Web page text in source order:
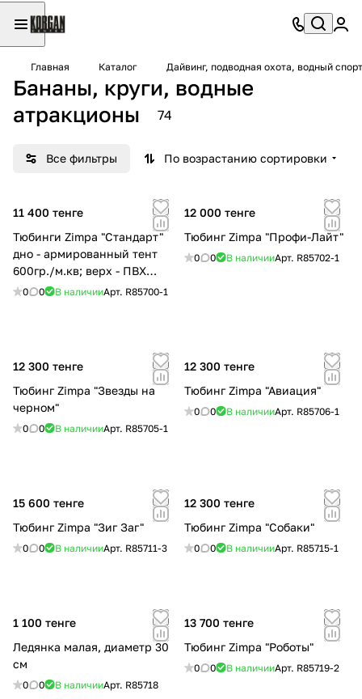
Главная Каталог Дайвинг, подводная охота, водный спорт
Бананы, круги, водные
атракционы
74
Все фильтры По возрастанию сортировки
11 400 тенге
Тюбинги Zimpa "Стандарт"
дно - армированный тент
600гр./м.кв; верх - ПВХ
550гр./м.кв; клапан-сиденье
0 0 В наличииАрт. R85700-1
12 000 тенге
Тюбинг Zimpa "Профи-Лайт"
0 0 В наличииАрт. R85702-1
12 300 тенге
Тюбинг Zimpa "Звезды на
черном"
0 0 В наличииАрт. R85705-1
12 300 тенге
Тюбинг Zimpa "Авиация"
0 0 В наличииАрт. R85706-1
15 600 тенге
Тюбинг Zimpa "Зиг Заг"
0 0 В наличииАрт. R85711-3
12 300 тенге
Тюбинг Zimpa "Собаки"
0 0 В наличииАрт. R85715-1
1 100 тенге
Ледянка малая, диаметр 30
см
0 0 В наличииАрт. R85718
13 700 тенге
Тюбинг Zimpa "Роботы"
0 0 В наличииАрт. R85719-2